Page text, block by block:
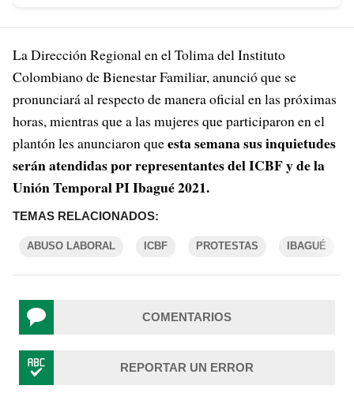
La Dirección Regional en el Tolima del Instituto
Colombiano de Bienestar Familiar, anunció que se
pronunciará al respecto de manera oficial en las próximas
horas, mientras que a las mujeres que participaron en el
plantón les anunciaron queesta semana sus inquietudes
serán atendidas por representantes del ICBF y de la
Unión Temporal PI Ibagué 2021.
TEMAS RELACIONADOS:
ABUSO LABORAL ICBF PROTESTAS IBAGUÉ
COMENTARIOS
REPORTAR UN ERROR